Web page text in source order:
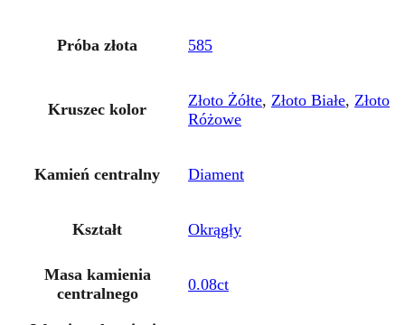
Próba złota 585
Kruszec kolor Złoto Żółte, Złoto Białe, Złoto
Różowe
Kamień centralny Diament
Kształt Okrągły
Masa kamienia
centralnego
0.08ct